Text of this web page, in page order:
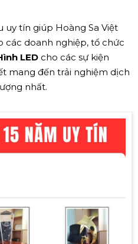
uy tín giúp Hoàng Sa Việt
các doanh nghiệp, tổ chức
LED cho các sự kiện
mang đến trải nghiệm dịch
nhất.